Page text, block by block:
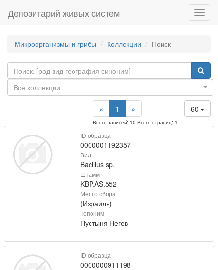
Депозитарий живых систем
Микроорганизмы и грибы Коллекции Поиск
Все коллекции
60
« 1 »
Всего записей: 10 Всего страниц: 1
ID образца
0000001192357
Вид
Bacillus sp.
Штамм
KBP.AS.552
Место сбора
(Израиль)
Топоним
Пустыня Негев
ID образца
0000000911198